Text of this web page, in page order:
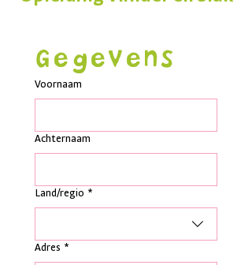
Gegevens
Voornaam
Achternaam
Adres met meerdere regels
Land/regio *
Adres *